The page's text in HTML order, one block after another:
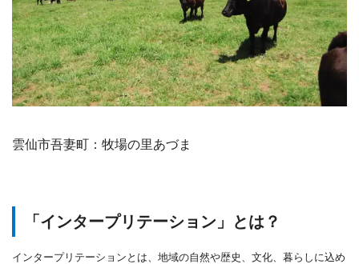
雲仙市吾妻町：牧場の里あづま
「インタープリテーション」とは？
インタープリテーションとは、地域の自然や歴史、文化、暮らしに込め